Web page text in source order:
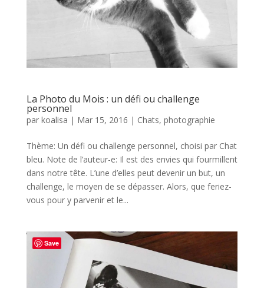
La Photo du Mois : un défi ou challenge
personnel
par koalisa | Mar 15, 2016 | Chats, photographie
Thème: Un défi ou challenge personnel, choisi par Chat
bleu. Note de l’auteur-e: Il est des envies qui fourmillent
dans notre tête. L’une d’elles peut devenir un but, un
challenge, le moyen de se dépasser. Alors, que feriez-
vous pour y parvenir et le...
Save